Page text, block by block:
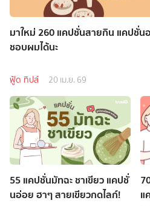
มาใหม่ 260 แคปชั่นสายกิน แคปชั่น
ชอบผมได้นะ
ฟู้ด ทิปส์ 20 เม.ย. 69
55 แคปชั่นมัทฉะ ชาเขียว แคปชั่
นอ่อย ฮาๆ สายเขียวกดไลก์!
แ